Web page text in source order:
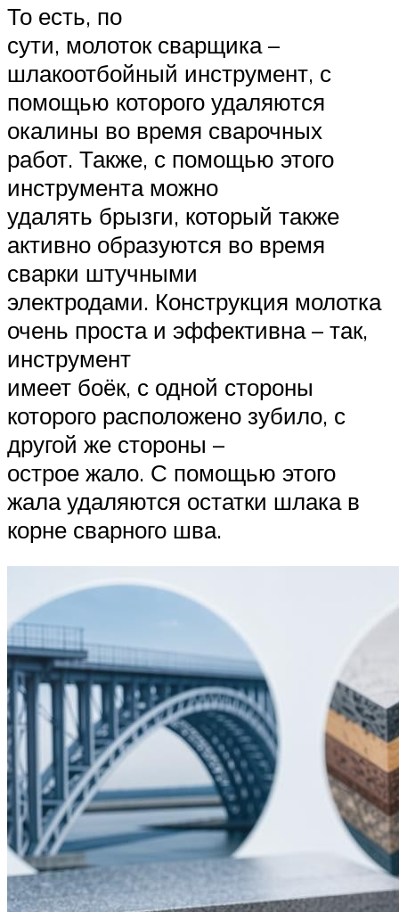
То есть, по
сути, молоток сварщика –
шлакоотбойный инструмент, с
помощью которого удаляются
окалины во время сварочных
работ. Также, с помощью этого
инструмента можно
удалять брызги, который также
активно образуются во время
сварки штучными
электродами. Конструкция молотка
очень проста и эффективна – так,
инструмент
имеет боёк, с одной стороны
которого расположено зубило, с
другой же стороны –
острое жало. С помощью этого
жала удаляются остатки шлака в
корне сварного шва.